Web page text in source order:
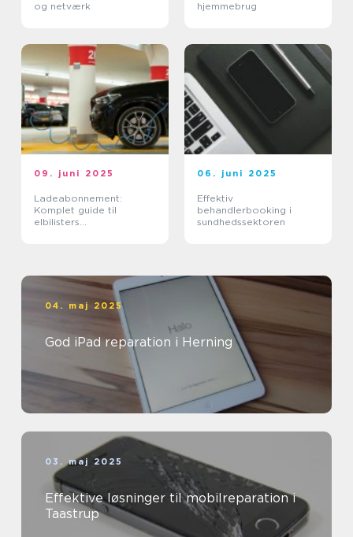
og netværk
hjemmebrug
09. juni 2025
Ladeabonnement:
Komplet guide til
elbilisters
06. juni 2025
Effektiv
behandlerbooking i
sundhedssektoren
04. maj 2025
God iPad reparation i Herning
03. maj 2025
Effektive løsninger til mobilreparation i
Taastrup